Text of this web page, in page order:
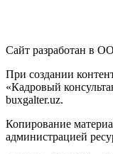
Сайт разработан в
При создании
«Кадровый
buxgalter.uz.
Копирование
администрацией